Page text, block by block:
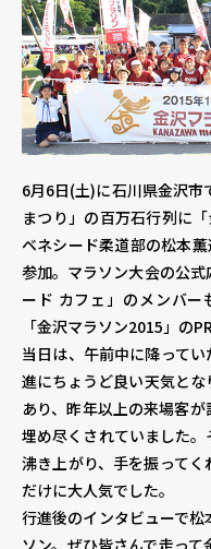
6月6日(土)に石川県金沢
まつり」の百万石行列に
ベネシード柔道部の松本
参加。マラソン大会の公
ード カフェ」のメンバ
「金沢マラソン2015」の
当日は、午前中に降って
進にちょうど良い天気と
あり、昨年以上の来場客
埋め尽くされていました
沸き上がり、手を振って
だけに大人気でした。
行進後のインタビューで